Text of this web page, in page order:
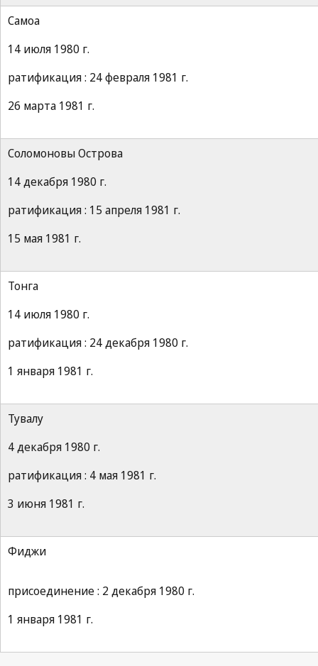
Самоа
14 июля 1980 г.
ратификация : 24 февраля 1981 г.
26 марта 1981 г.
Соломоновы Острова
14 декабря 1980 г.
ратификация : 15 апреля 1981 г.
15 мая 1981 г.
Тонга
14 июля 1980 г.
ратификация : 24 декабря 1980 г.
1 января 1981 г.
Тувалу
4 декабря 1980 г.
ратификация : 4 мая 1981 г.
3 июня 1981 г.
Фиджи
присоединение : 2 декабря 1980 г.
1 января 1981 г.